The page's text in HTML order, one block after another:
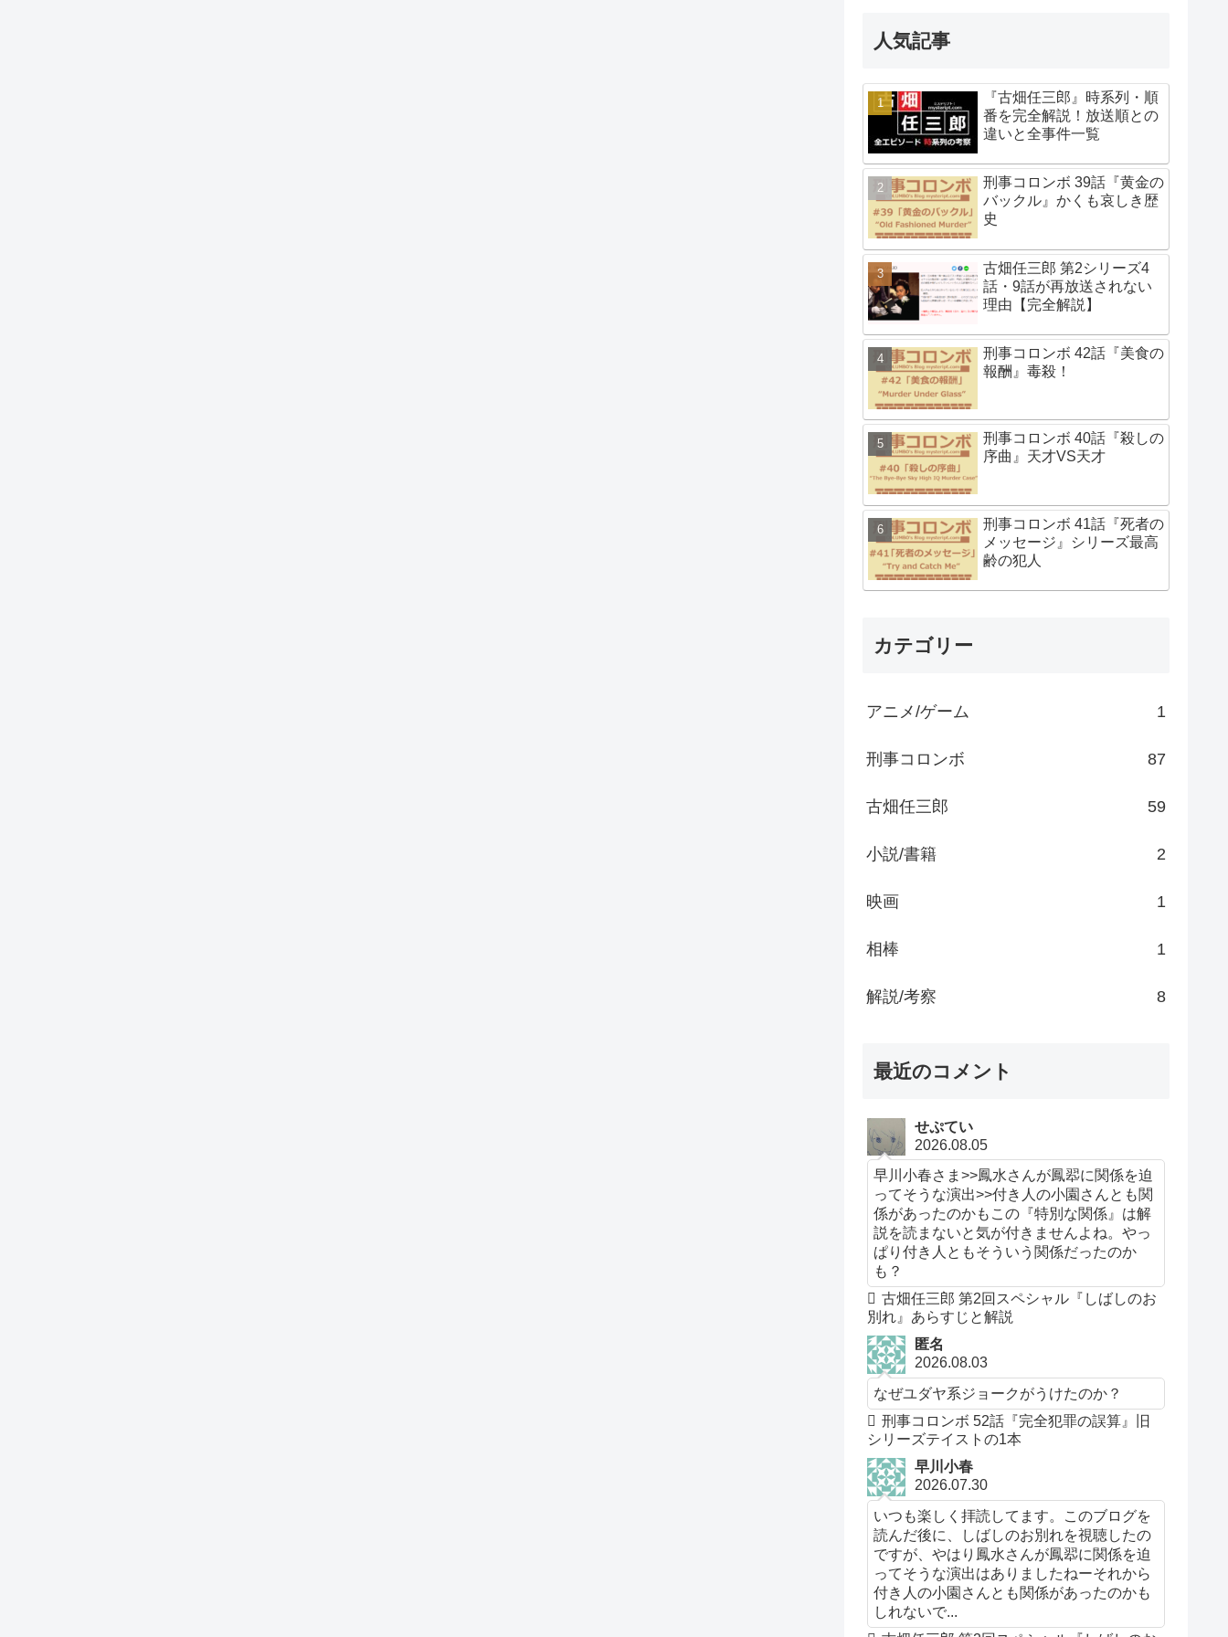
人気記事
『古畑任三郎』時系列・順
番を完全解説！放送順との
違いと全事件一覧
刑事コロンボ 39話『黄金の
バックル』かくも哀しき歴
史
古畑任三郎 第2シリーズ4
話・9話が再放送されない
理由【完全解説】
刑事コロンボ 42話『美食の
報酬』毒殺！
刑事コロンボ 40話『殺しの
序曲』天才VS天才
刑事コロンボ 41話『死者の
メッセージ』シリーズ最高
齢の犯人
カテゴリー
アニメ/ゲーム 1
刑事コロンボ 87
古畑任三郎 59
小説/書籍 2
映画 1
相棒 1
解説/考察 8
最近のコメント
せぷてい
2026.08.05
早川小春さま>>鳳水さんが鳳翆に関係を迫
ってそうな演出>>付き人の小園さんとも関
係があったのかもこの『特別な関係』は解
説を読まないと気が付きませんよね。やっ
ぱり付き人ともそういう関係だったのか
も？
古畑任三郎 第2回スペシャル『しばしのお
別れ』あらすじと解説
匿名
2026.08.03
なぜユダヤ系ジョークがうけたのか？
刑事コロンボ 52話『完全犯罪の誤算』旧
シリーズテイストの1本
早川小春
2026.07.30
いつも楽しく拝読してます。このブログを
読んだ後に、しばしのお別れを視聴したの
ですが、やはり鳳水さんが鳳翆に関係を迫
ってそうな演出はありましたねーそれから
付き人の小園さんとも関係があったのかも
しれないで...